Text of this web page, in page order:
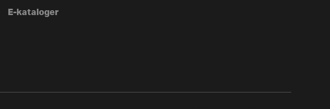
E-kataloger